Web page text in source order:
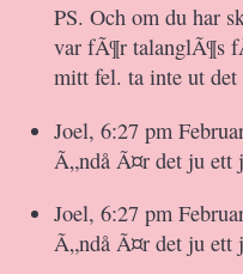
PS. Och om du har
var fÃ¶r talanglÃ¶s
mitt fel. ta inte ut det
Joel, 6:27 pm
Ã„ndå Ã¤r det ju ett
Joel, 6:27 pm
Ã„ndå Ã¤r det ju ett